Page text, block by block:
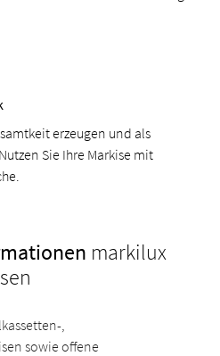
erzeugen und als
Sie Ihre Markise mit
markilux
,
sowie offene